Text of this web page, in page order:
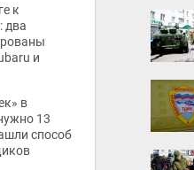
к
два
и
в
13
способ